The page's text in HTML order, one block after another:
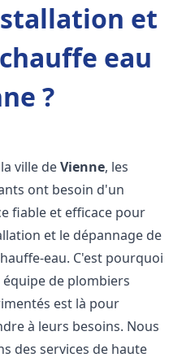
et
eau
?
ville deVienne, les
ont besoin d'un
fiable et efficace pour
et le dépannage de
eau. C'est pourquoi
de plombiers
est là pour
à leurs besoins. Nous
des services de haute